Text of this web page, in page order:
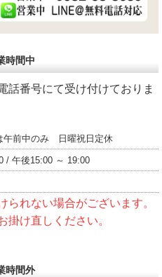
時間中
話番号にて受け付けておりま
午前中のみ 日曜祝日定休
/ 午後15:00 ～ 19:00
れない場合がございます。
掛け直しください。
時間外